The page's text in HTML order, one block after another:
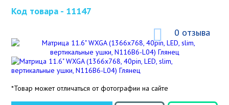
Код товара - 11147
0 отзыва
*Товар может отличаться от фотографии на сайте